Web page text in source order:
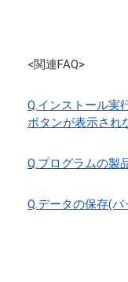
<関連FAQ>
Q.インストール実
ボタンが表示され
Q.プログラムの製
Q.データの保存(